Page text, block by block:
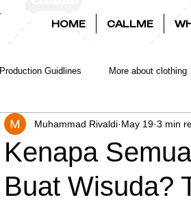
HOME CALLME
Production Guidlines More about clothing
Kenapa
Buat Wisuda?
Muhammad Rivaldi May 19 3 min